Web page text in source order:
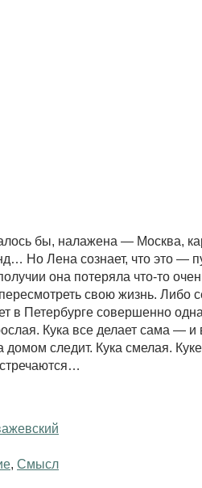
бы, налажена — Москва,
Но Лена сознает, что это —
она потеряла что-то
свою жизнь. Либо
в Петербурге совершенно
Кука все делает сама — и
домом следит. Кука смелая.
Смысл